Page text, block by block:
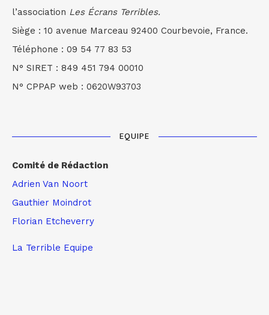
l’association Les Écrans Terribles.
Siège : 10 avenue Marceau 92400 Courbevoie, France.
Téléphone : 09 54 77 83 53
N° SIRET : 849 451 794 00010
N° CPPAP web : 0620W93703
EQUIPE
Comité de Rédaction
Adrien Van Noort
Gauthier Moindrot
Florian Etcheverry
La Terrible Equipe